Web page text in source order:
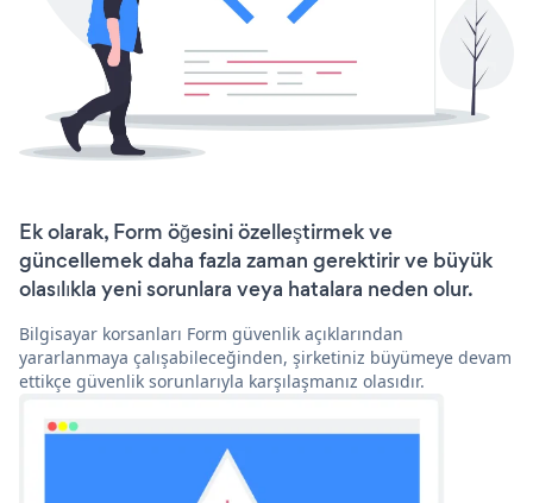
Ek olarak, Form öğesini özelleştirmek ve
güncellemek daha fazla zaman gerektirir ve büyük
olasılıkla yeni sorunlara veya hatalara neden olur.
Bilgisayar korsanları Form güvenlik açıklarından
yararlanmaya çalışabileceğinden, şirketiniz büyümeye devam
ettikçe güvenlik sorunlarıyla karşılaşmanız olasıdır.